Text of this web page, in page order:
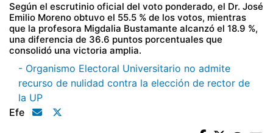
Según el escrutinio oficial del voto ponderado, el Dr. José
Emilio Moreno obtuvo el 55.5 % de los votos, mientras
que la profesora Migdalia Bustamante alcanzó el 18.9 %,
una diferencia de 36.6 puntos porcentuales que
consolidó una victoria amplia.
- Organismo Electoral Universitario no admite
recurso de nulidad contra la elección de rector de
la UP
Efe